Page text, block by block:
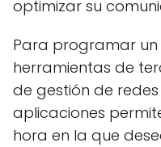
optimizar su
Para programar un
herramientas de
de gestión de redes
aplicaciones
hora en la que